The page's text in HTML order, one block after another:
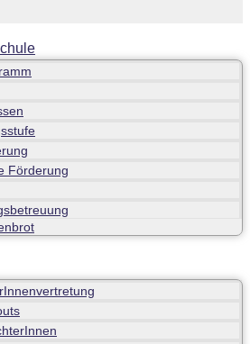
Förderung